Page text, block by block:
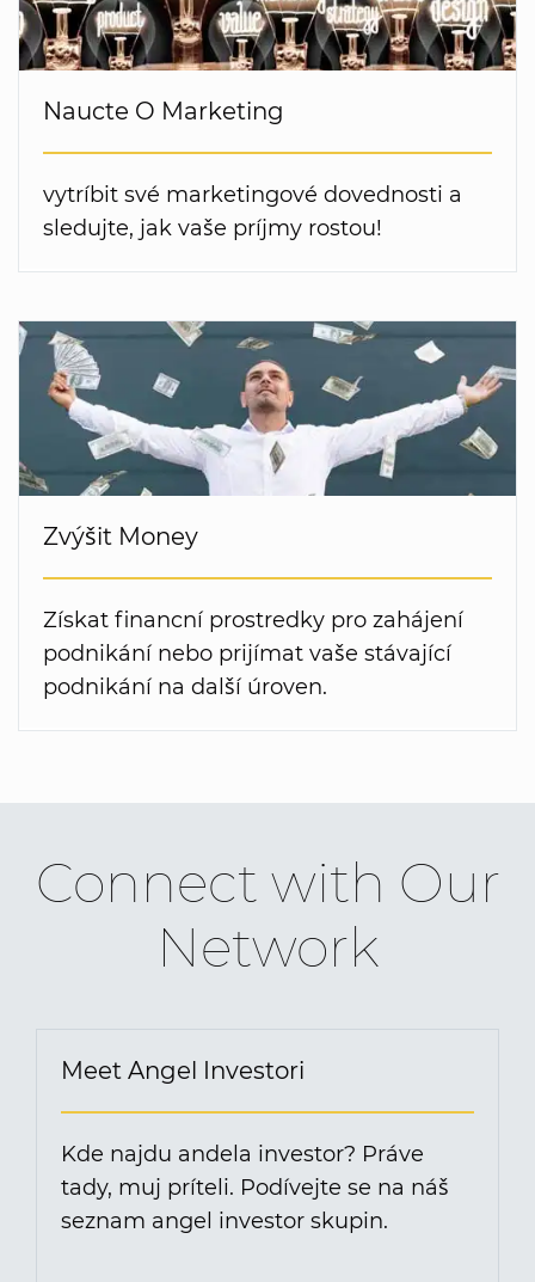
Naucte O Marketing
vytríbit své marketingové dovednosti a
sledujte, jak vaše príjmy rostou!
Zvýšit Money
Získat financní prostredky pro zahájení
podnikání nebo prijímat vaše stávající
podnikání na další úroven.
Connect with Our
Network
Meet Angel Investori
Kde najdu andela investor? Práve
tady, muj príteli. Podívejte se na náš
seznam angel investor skupin.